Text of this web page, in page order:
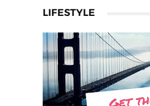
LIFESTYLE